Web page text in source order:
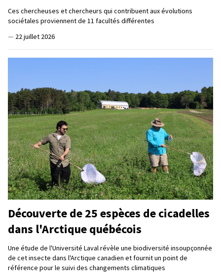
Ces chercheuses et chercheurs qui contribuent aux évolutions
sociétales proviennent de 11 facultés différentes
— 22 juillet 2026
Découverte de 25 espèces de cicadelles
dans l'Arctique québécois
Une étude de l'Université Laval révèle une biodiversité insoupçonnée
de cet insecte dans l'Arctique canadien et fournit un point de
référence pour le suivi des changements climatiques